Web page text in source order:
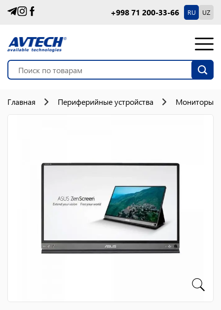
+998 71 200-33-66 RU UZ
Главная Периферийные устройства Мониторы